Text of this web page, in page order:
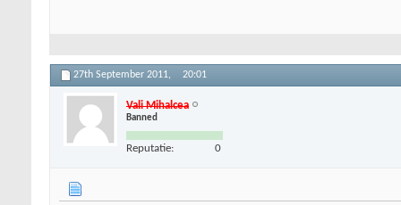
27th September 2011, 20:01
Vali Mihalcea
Banned
Reputatie: 0